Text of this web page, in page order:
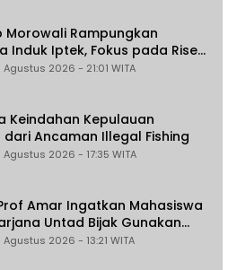
Morowali Rampungkan
Induk Iptek, Fokus pada Riset
Daerah
2026 - 21:01 WITA
Keindahan Kepulauan
dari Ancaman Illegal Fishing
2026 - 17:35 WITA
Amar Ingatkan Mahasiswa
Untad Bijak Gunakan
2026 - 13:21 WITA